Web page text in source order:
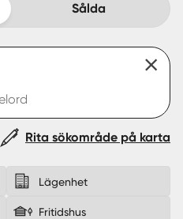
Sålda
Rita sökområde på karta
Lägenhet
Fritidshus